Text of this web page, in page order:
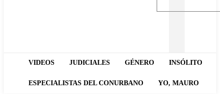
VIDEOS JUDICIALES GÉNERO INSÓLITO
ESPECIALISTAS DEL CONURBANO YO, MAURO